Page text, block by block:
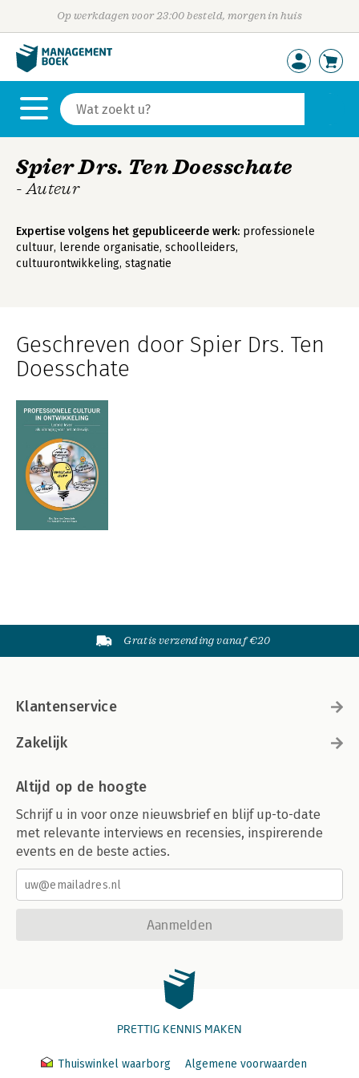
Op werkdagen voor 23:00 besteld, morgen in huis
Spier Drs. Ten Doesschate
- Auteur
Expertise volgens het gepubliceerde werk: professionele
cultuur, lerende organisatie, schoolleiders,
cultuurontwikkeling, stagnatie
Geschreven door Spier Drs. Ten
Doesschate
Gratis verzending vanaf €20
Klantenservice
Zakelijk
Altijd op de hoogte
Schrijf u in voor onze nieuwsbrief en blijf up-to-date
met relevante interviews en recensies, inspirerende
events en de beste acties.
Aanmelden
PRETTIG KENNIS MAKEN
Thuiswinkel waarborg Algemene voorwaarden